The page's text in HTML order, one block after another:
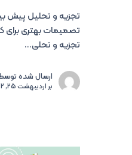
تجزیه و تحلیل پیش
تصمیمات بهتری برای
تجزیه و تحلی...
ارسال شده
براردیبهشت 25, 1402